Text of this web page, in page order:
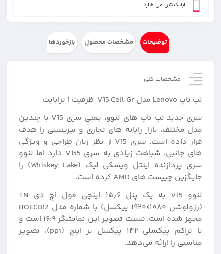
اپلیکیشن می هارد
توضیحات مشخصات محصول بازخوردها
مشخصات کلی
لپ تاپ Lenovo مدل V15 Cell Gr ظرفیت 1 ترابایت
سری جدید لپ تاپ‌ های لنوو، یعنی سری V15 با چندین
مدل مختلف، بازار رایانه‌ های تجاری و بیزینسی را هدف
قرار داده است. سری V15 از نظر زبان طراحی و ویژگی‌
های جانبی، شباهت زیادی به سری V155 دارد اما لنوو
سری پردازنده اینتل ویسکی لیک (Whiskey Lake) را
جایگزین چیپست‌ های AMD کرده است.
لنوو V15 به یک پنل ۱۵٫۶ اینچی فول اچ دی TN
(رزولوشن ۱۹۲۰х۱۰۸۰ پیکسل) با شماره مدل BOE0812
مجهز شده است. نسبت تصویر این نمایشگر ۱۶:۹ است و
با تراکم پیکسلی ۱۴۲ پیکسل بر اینچ (ppi)، تصویر
مناسبی را ارائه می‌دهد.